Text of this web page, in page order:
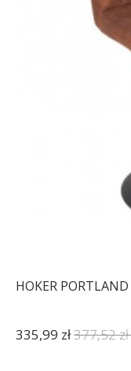
HOKER
335,99 zł377,52 zł